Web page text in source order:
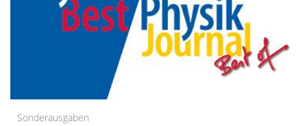
Sonderausgaben